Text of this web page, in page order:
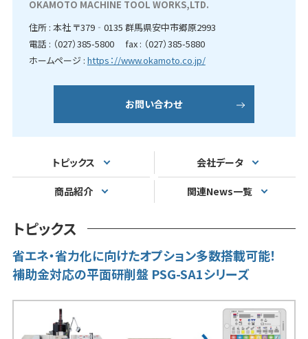
OKAMOTO MACHINE TOOL WORKS,LTD.
住所 : 本社 〒379‐0135 群馬県安中市郷原2993
電話 : （027）385-5800 fax : （027）385-5880
ホームページ : https：//www.okamoto.co.jp/
お問い合わせ
トピックス 会社データ
商品紹介 関連News一覧
トピックス
省エネ・省力化に向けたオプション多数搭載可能！
補助金対応の平面研削盤 PSG-SA1シリーズ